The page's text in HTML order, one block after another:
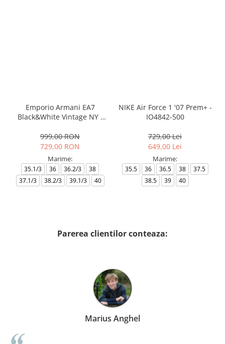
Emporio Armani EA7
Black&White Vintage NY -
999,00 RON
729,00 RON
Marime:
35.1/3 36 36.2/3
38
37.1/3
38.2/3 39.1/3 40
NIKE Air Force 1 '07 Prem+ -
IO4842-500
729,00 Lei
649,00 Lei
Marime:
35.5 36 36.5 38
37.5
38.5
39 40
Parerea clientilor conteaza:
Marius Anghel